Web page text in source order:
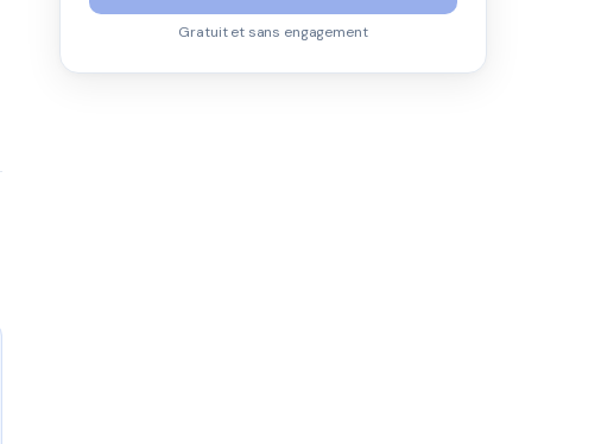
Gratuit et sans engagement